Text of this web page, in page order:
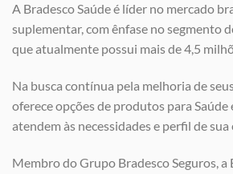
A Bradesco Saúde é líder no mercado
suplementar, com ênfase no segmento
que atualmente possui mais de 4,5
Na busca contínua pela melhoria de
oferece opções de produtos para
atendem às necessidades e perfil de sua
Membro do Grupo Bradesco Seguros, a